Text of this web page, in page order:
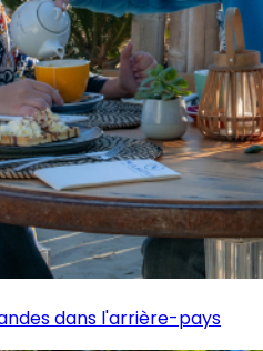
dans l'arrière-pays